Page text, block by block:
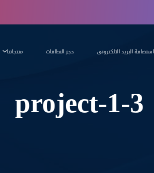
استضافة البريد الالكترونى حجز النطاقات منتجاتنا
project-1-3